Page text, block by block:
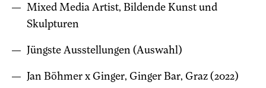
Mixed Media Artist, Bildende Kunst und
Skulpturen
Jüngste Ausstellungen (Auswahl)
Jan Böhmer x Ginger, Ginger Bar, Graz (2022)